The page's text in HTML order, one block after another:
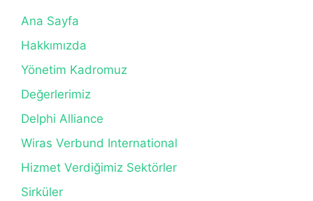
Ana Sayfa
Hakkımızda
Yönetim Kadromuz
Değerlerimiz
Delphi Alliance
Wiras Verbund International
Hizmet Verdiğimiz Sektörler
Sirküler